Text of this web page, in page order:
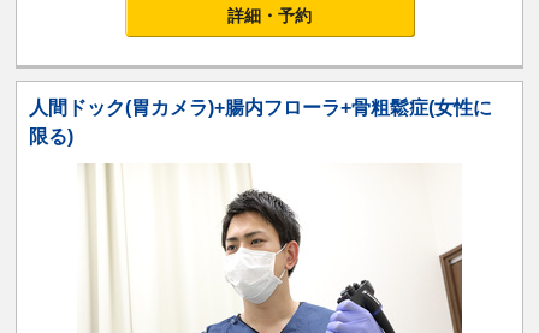
詳細・予約
人間ドック(胃カメラ)+腸内フローラ+骨粗鬆症(女性に
限る)